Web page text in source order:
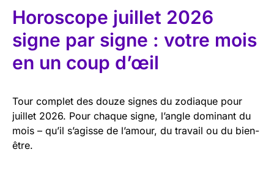
Horoscope juillet 2026
signe par signe : votre mois
en un coup d’œil
Tour complet des douze signes du zodiaque pour
juillet 2026. Pour chaque signe, l’angle dominant du
mois – qu’il s’agisse de l’amour, du travail ou du bien-
être.